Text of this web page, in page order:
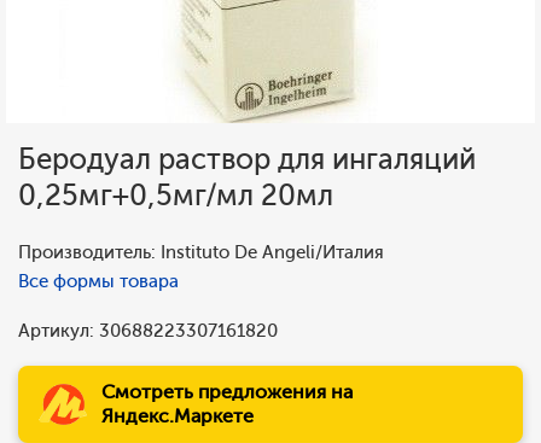
Беродуал раствор для ингаляций
0,25мг+0,5мг/мл 20мл
Производитель: Instituto De Angeli/Италия
Все формы товара
Артикул: 30688223307161820
Смотреть предложения на
Яндекс.Маркете